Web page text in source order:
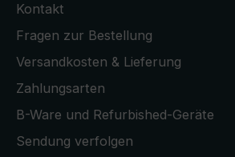
Kontakt
Fragen zur Bestellung
Versandkosten & Lieferung
Zahlungsarten
B-Ware und Refurbished-Geräte
Sendung verfolgen